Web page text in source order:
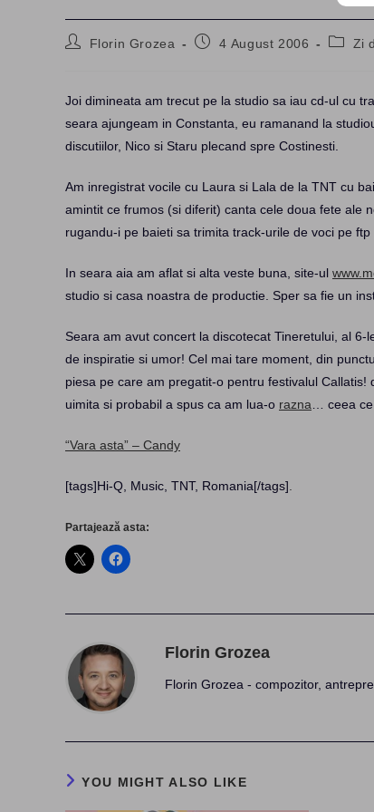
PostFlorin Grozea
Post4 August 2006
PostZi
Joi dimineata am trecut pe la studio sa iau cd-ul cu
seara ajungeam in Constanta, eu ramanand la
discutiilor, Nico si Staru plecand spre Costinesti.
Am inregistrat vocile cu Laura si Lala de la TNT cu
amintit ce frumos (si diferit) canta cele doua fete ale
rugandu-i pe baieti sa trimita track-urile de voci pe
In seara aia am aflat si alta veste buna, site-ul
studio si casa noastra de productie. Sper sa fie un
Seara am avut concert la discotecat Tineretului, al
de inspiratie si umor! Cel mai tare moment, din
piesa pe care am pregatit-o pentru festivalul
uimita si probabil a spus ca am lua-o razna … ceea
“Vara asta” – Candy
[tags]Hi-Q, Music, TNT, Romania[/tags]
Partajează asta:
Florin Grozea
Florin Grozea - compozitor,
YOU MIGHT ALSO LIKE